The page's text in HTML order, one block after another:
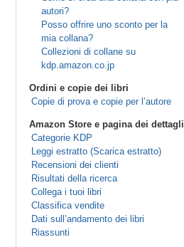
autori?
Posso offrire uno sconto per la
mia collana?
Collezioni di collane su
kdp.amazon.co.jp
Ordini e copie dei libri
Copie di prova e copie per l’autore
Amazon Store e pagina dei dettagli
Categorie KDP
Leggi estratto (Scarica estratto)
Recensioni dei clienti
Risultati della ricerca
Collega i tuoi libri
Classifica vendite
Dati sull’andamento dei libri
Riassunti